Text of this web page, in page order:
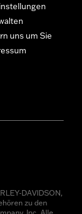
uns um Sie
DAVIDSON,
zu den